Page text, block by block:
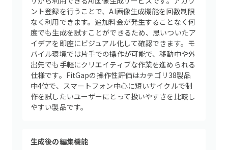
ント登録を行うことで、AI画像生成機能を回数制限
なく利用できます。追加料金が発生することなく何
度でも生成を試すことができるため、思いついたア
イデアを即座にビジュアル化して確認できます。モ
バイル環境では片手での操作が可能で、移動中や外
出先でも手軽にクリエイティブな作業を進められる
仕様です。FitGapの操作性評価はカテゴリ38製品
中4位で、スマートフォン中心に短いサイクルで制
作を試したいユーザーにとって扱いやすさを比較し
やすい製品です。
生成後の編集機能